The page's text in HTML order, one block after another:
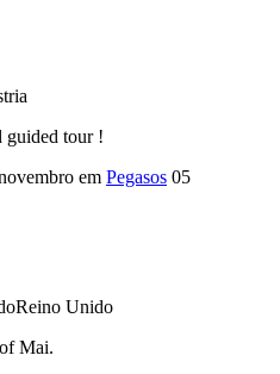
guided tour !
em Pegasos 05
Reino Unido
Mai.